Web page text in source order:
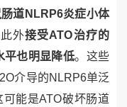
道 NLRP6炎症小体
外接受ATO治疗的
平也明显降低。这些
介导的NLRP6单泛
可能是ATO破坏肠道